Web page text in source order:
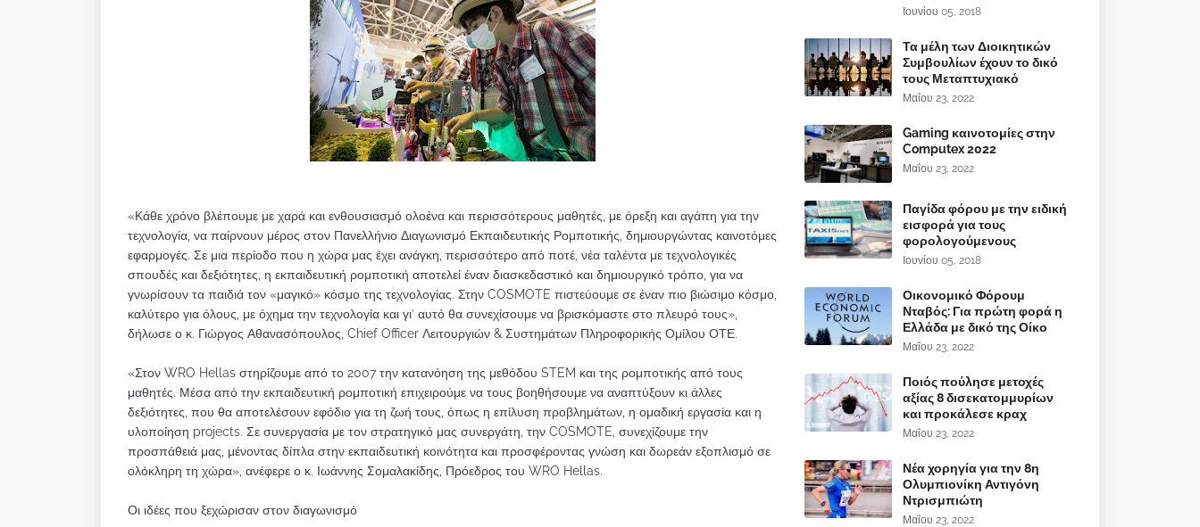
«Κάθε χρόνο βλέπουμε με χαρά και ενθουσιασμό ολοένα και περισσότερους μαθητές, με όρεξη και αγάπη για την
τεχνολογία, να παίρνουν μέρος στον Πανελλήνιο Διαγωνισμό Εκπαιδευτικής Ρομποτικής, δημιουργώντας καινοτόμες
εφαρμογές. Σε μια περίοδο που η χώρα μας έχει ανάγκη, περισσότερο από ποτέ, νέα ταλέντα με τεχνολογικές
σπουδές και δεξιότητες, η εκπαιδευτική ρομποτική αποτελεί έναν διασκεδαστικό και δημιουργικό τρόπο, για να
γνωρίσουν τα παιδιά τον «μαγικό» κόσμο της τεχνολογίας. Στην COSMOTE πιστεύουμε σε έναν πιο βιώσιμο κόσμο,
καλύτερο για όλους, με όχημα την τεχνολογία και γι’ αυτό θα συνεχίσουμε να βρισκόμαστε στο πλευρό τους»,
δήλωσε ο κ. Γιώργος Αθανασόπουλος, Chief Officer Λειτουργιών & Συστημάτων Πληροφορικής Ομίλου ΟΤΕ.
«Στον WRO Hellas στηρίζουμε από το 2007 την κατανόηση της μεθόδου STEM και της ρομποτικής από τους
μαθητές. Μέσα από την εκπαιδευτική ρομποτική επιχειρούμε να τους βοηθήσουμε να αναπτύξουν κι άλλες
δεξιότητες, που θα αποτελέσουν εφόδιο για τη ζωή τους, όπως η επίλυση προβλημάτων, η ομαδική εργασία και η
υλοποίηση projects. Σε συνεργασία με τον στρατηγικό μας συνεργάτη, την COSMOTE, συνεχίζουμε την
προσπάθειά μας, μένοντας δίπλα στην εκπαιδευτική κοινότητα και προσφέροντας γνώση και δωρεάν εξοπλισμό σε
ολόκληρη τη χώρα», ανέφερε ο κ. Ιωάννης Σομαλακίδης, Πρόεδρος του WRO Hellas.
Οι ιδέες που ξεχώρισαν στον διαγωνισμό
Ιουνίου 05, 2018
Τα μέλη των Διοικητικών
Συμβουλίων έχουν το δικό
τους Μεταπτυχιακό
Μαΐου 23, 2022
Gaming καινοτομίες στην
Computex 2022
Μαΐου 23, 2022
Παγίδα φόρου με την ειδική
εισφορά για τους
φορολογούμενους
Ιουνίου 05, 2018
Οικονομικό Φόρουμ
Νταβός: Για πρώτη φορά η
Ελλάδα με δικό της Οίκο
Μαΐου 23, 2022
Ποιός πούλησε μετοχές
αξίας 8 δισεκατομμυρίων
και προκάλεσε κραχ
Μαΐου 23, 2022
Νέα χορηγία για την 8η
Ολυμπιονίκη Αντιγόνη
Ντρισμπιώτη
Μαΐου 23, 2022